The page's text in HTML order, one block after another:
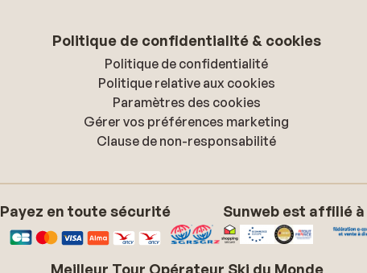
Politique de confidentialité & cookies
Politique de confidentialité
Politique relative aux cookies
Paramètres des cookies
Gérer vos préférences marketing
Clause de non-responsabilité
Payez en toute sécurité Sunweb est affilié à
Meilleur Tour Opérateur Ski du Monde